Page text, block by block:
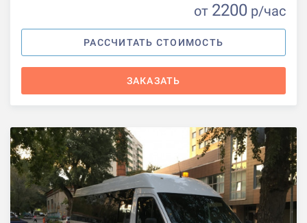
от 2200 р/час
РАССЧИТАТЬ СТОИМОСТЬ
ЗАКАЗАТЬ